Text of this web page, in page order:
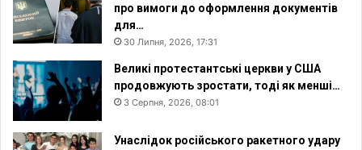
про вимоги до оформлення документів
для…
30 Липня, 2026, 17:31
Великі протестантські церкви у США
продовжують зростати, тоді як менші…
3 Серпня, 2026, 08:01
Унаслідок російського ракетного удару